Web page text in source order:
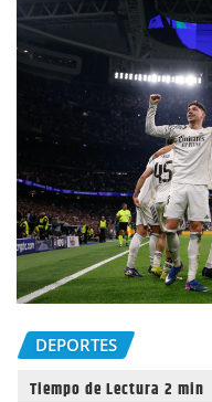
DEPORTES